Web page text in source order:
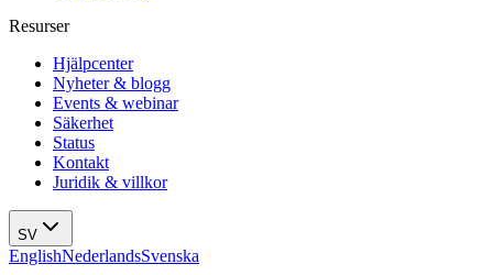
Resurser
Hjälpcenter
Nyheter & blogg
Events & webinar
Säkerhet
Status
Kontakt
Juridik & villkor
SV
EnglishNederlandsSvenska